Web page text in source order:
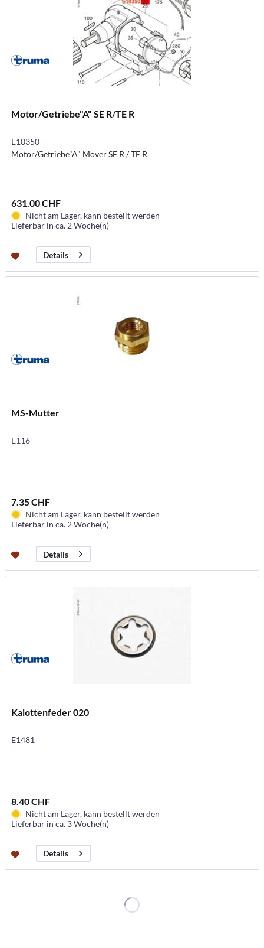
Motor/Getriebe"A" SE R/TE R
E10350
Motor/Getriebe"A" Mover SE R / TE R
631.00 CHF
Nicht am Lager, kann bestellt werden
Lieferbar in ca. 2 Woche(n)
Details
MS-Mutter
E116
7.35 CHF
Nicht am Lager, kann bestellt werden
Lieferbar in ca. 2 Woche(n)
Details
Kalottenfeder 020
E1481
8.40 CHF
Nicht am Lager, kann bestellt werden
Lieferbar in ca. 3 Woche(n)
Details